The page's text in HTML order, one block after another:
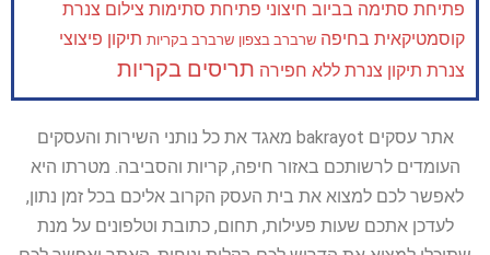
פתיחת סתימה בביוב חיצוני פתיחת סתימות צילום צנרת
קוסמטיקאית בחיפה שרברב בצפון שרברב בקריות תיקון פיצוצי
צנרת תיקון צנרת ללא חפירה תריסים בקריות
אתר עסקים bakrayot מאגד את כל נותני השירות והעסקים
העומדים לרשותכם באזור חיפה, קריות והסביבה. מטרתו היא
לאפשר לכם למצוא את בית העסק הקרוב אליכם בכל זמן נתון,
לעדכן אתכם שעות פעילות, תחום, כתובת וטלפונים על מנת